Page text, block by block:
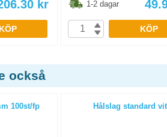
kr
KÖP
1-2 dagar
KÖP
också
100st/fp Hålslag standard vit